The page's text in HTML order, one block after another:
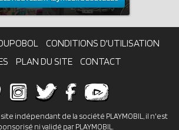
CONDITIONS D'UTILISATION
PLAN DU SITE CONTACT
indépendant de la société PLAYMOBIL, il n'est
ni validé par PLAYMOBIL.